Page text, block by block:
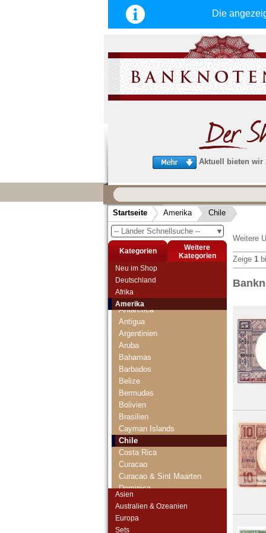
Die
Aktuell bieten wir
schnellen, sicheren und
Service
Schneller und sicherer Versand-
Bestellungen werktags bis 14:00 Uhr,
noch am selben Tag verschickt
(Versand mit DHL oder Deutsche Post)
Startseite Amerika Chile
▼
-- Länder Schnellsuche --
Kategorien
Weitere
Kategorien
Neu im Shop
Deutschland
Afrika
Amerika
Anguilla
Antarctica
Antigua
Argentinien
Aruba
Bahamas
Barbados
Belize
Bermudas
Bolivien
Brasilien
Cayman Islands
Chile
Costa Rica
Curacao
Curacao & Sint Maarten
Dominica
El Salvador
Asien
Australien & Ozeanien
Europa
Sets
Weitere
Zeige 1